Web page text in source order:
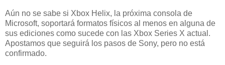
Aún no se sabe si Xbox Helix, la próxima consola de
Microsoft, soportará formatos físicos al menos en alguna de
sus ediciones como sucede con las Xbox Series X actual.
Apostamos que seguirá los pasos de Sony, pero no está
confirmado.